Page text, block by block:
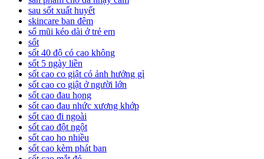
sau sốt xuất huyết
skincare ban đêm
sổ mũi kéo dài ở trẻ em
sốt
sốt 40 độ có cao không
sốt 5 ngày liền
sốt cao co giật có ảnh hưởng gì
sốt cao co giật ở người lớn
sốt cao đau họng
sốt cao đau nhức xương khớp
sốt cao đi ngoài
sốt cao đột ngột
sốt cao ho nhiều
sốt cao kèm phát ban